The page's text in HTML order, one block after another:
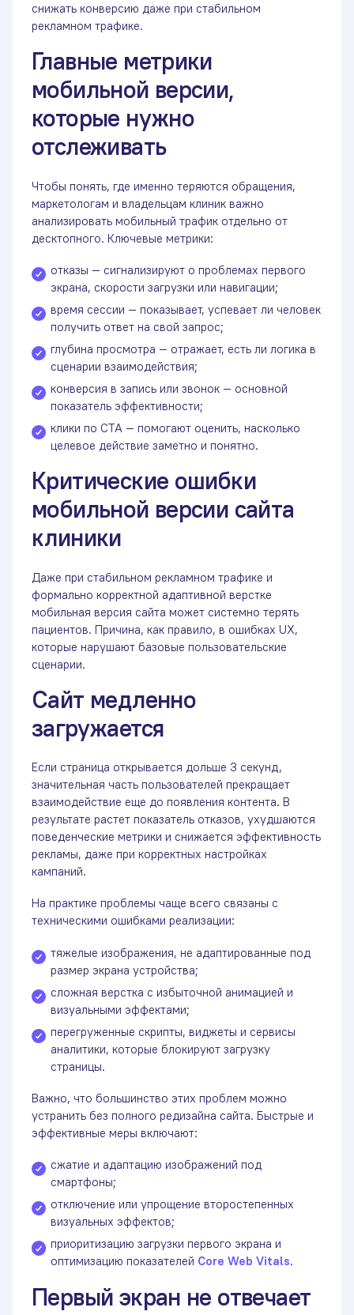
снижать конверсию даже при стабильном
рекламном трафике.
Главные метрики
мобильной версии,
которые нужно
отслеживать
Чтобы понять, где именно теряются обращения,
маркетологам и владельцам клиник важно
анализировать мобильный трафик отдельно от
десктопного. Ключевые метрики:
отказы — сигнализируют о проблемах первого
экрана, скорости загрузки или навигации;
время сессии — показывает, успевает ли человек
получить ответ на свой запрос;
глубина просмотра — отражает, есть ли логика в
сценарии взаимодействия;
конверсия в запись или звонок — основной
показатель эффективности;
клики по CTA — помогают оценить, насколько
целевое действие заметно и понятно.
Критические ошибки
мобильной версии сайта
клиники
Даже при стабильном рекламном трафике и
формально корректной адаптивной верстке
мобильная версия сайта может системно терять
пациентов. Причина, как правило, в ошибках UX,
которые нарушают базовые пользовательские
сценарии.
Сайт медленно
загружается
Если страница открывается дольше 3 секунд,
значительная часть пользователей прекращает
взаимодействие еще до появления контента. В
результате растет показатель отказов, ухудшаются
поведенческие метрики и снижается эффективность
рекламы, даже при корректных настройках
кампаний.
На практике проблемы чаще всего связаны с
техническими ошибками реализации:
тяжелые изображения, не адаптированные под
размер экрана устройства;
сложная верстка с избыточной анимацией и
визуальными эффектами;
перегруженные скрипты, виджеты и сервисы
аналитики, которые блокируют загрузку
страницы.
Важно, что большинство этих проблем можно
устранить без полного редизайна сайта. Быстрые и
эффективные меры включают:
сжатие и адаптацию изображений под
смартфоны;
отключение или упрощение второстепенных
визуальных эффектов;
приоритизацию загрузки первого экрана и
оптимизацию показателей Core Web Vitals.
Первый экран не отвечает